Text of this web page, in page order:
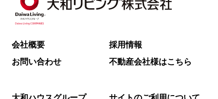
会社概要
採用情報
お問い合わせ
不動産会社様はこちら